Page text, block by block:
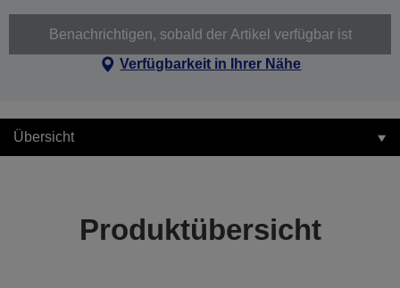
Benachrichtigen, sobald der Artikel verfügbar ist
Verfügbarkeit in Ihrer Nähe
Übersicht
Produktübersicht